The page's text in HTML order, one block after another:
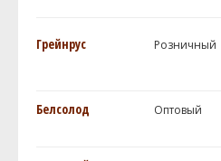
Грейнрус Розничный
Белсолод Оптовый